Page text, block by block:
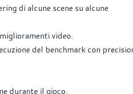
di alcune scene su alcune
video.
del benchmark con
durante il gioco.